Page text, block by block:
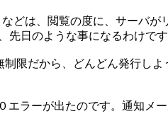
どは、閲覧の度に、サーバ
先日のような事になるわけで
限だから、どんどん発行し
ラーが出たのです。通知メ